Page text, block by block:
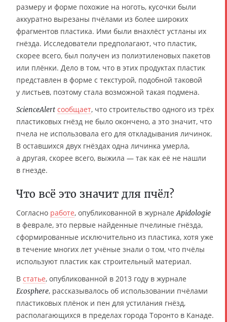
размеру и форме похожие на ноготь, кусочки были
аккуратно вырезаны пчёлами из более широких
фрагментов пластика. Ими были внахлёст устланы их
гнёзда. Исследователи предполагают, что пластик,
скорее всего, был получен из полиэтиленовых пакетов
или плёнки. Дело в том, что в этих продуктах пластик
представлен в форме с текстурой, подобной таковой
у листьев, поэтому стала возможной такая подмена.
ScienceAlert сообщает, что строительство одного из трёх
пластиковых гнёзд не было окончено, а это значит, что
пчела не использовала его для откладывания личинок.
В оставшихся двух гнёздах одна личинка умерла,
а другая, скорее всего, выжила — так как её не нашли
в гнезде.
Что всё это значит для пчёл?
Согласно работе, опубликованной в журналеApidologie
в феврале, это первые найденные пчелиные гнёзда,
сформированные исключительно из пластика, хотя уже
в течение многих лет учёные знали о том, что пчёлы
используют пластик как строительный материал.
В статье, опубликованной в 2013 году в журнале
Ecosphere, рассказывалось об использовании пчёлами
пластиковых плёнок и пен для устилания гнёзд,
располагающихся в пределах города Торонто в Канаде.